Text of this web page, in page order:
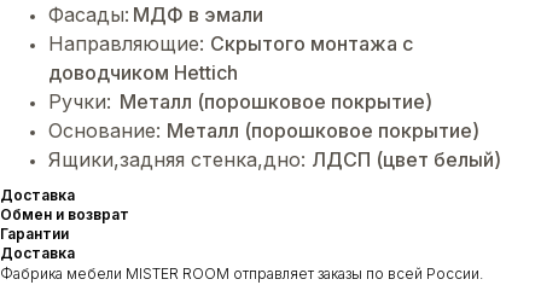
Фасады: МДФ в эмали
Направляющие: Cкрытого монтажа с
доводчиком Hettich
Ручки: Металл (порошковое покрытие)
Основание: Металл (порошковое покрытие)
Ящики,задняя стенка,дно: ЛДСП (цвет белый)
Доставка
Обмен и возврат
Гарантии
Доставка
Фабрика мебели MISTER ROOM отправляет заказы по всей России.